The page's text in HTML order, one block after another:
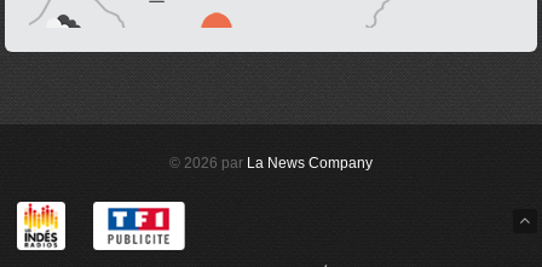
© 2026 par La News Company